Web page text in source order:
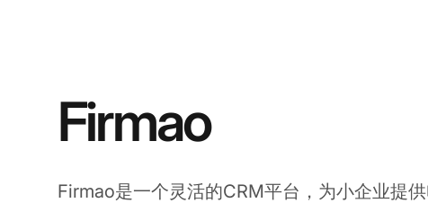
Firmao
Firmao是一个灵活的CRM平台，为小企业提